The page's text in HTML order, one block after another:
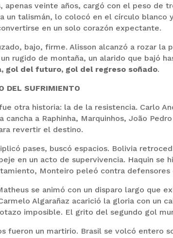
apenas veinte años, cargó con el peso de
un talismán, lo colocó en el círculo blanco
en un solo corazón expectante.
bajo, firme. Alisson alcanzó a rozar
rugido de montaña, un alarido que bajó
gol del futuro, gol del regreso soñado.
DEL SUFRIMIENTO
otra historia: la de la resistencia. Carlo
cancha a Raphinha, Marquinhos, João
revertir el destino.
pases, buscó espacios. Bolivia
en un acto de supervivencia. Haquin se
Monteiro peleó contra defensores
se animó con un disparo largo que
Algarañaz acarició la gloria con un
imposible. El grito del segundo gol
fueron un martirio. Brasil se volcó entero